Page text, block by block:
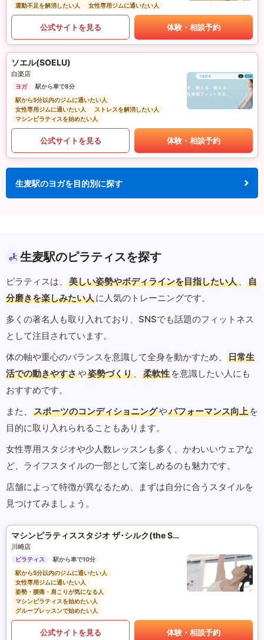
運動不足を解消したい人 女性専用ジムに通いたい人
公式サイトを見る 体験・相談予約
ソエル(SOELU)
白楽店
ヨガ
駅から車で8分
駅から5分以内のジムに通いたい人
女性専用ジムに通いたい人
ストレスを解消したい人
マシンピラティスを始めたい人
公式サイトを見る 体験・相談予約
生麦駅のヨガを目的別に探す
生麦駅のピラティスを探す
ピラティスは、 美しい姿勢やボディラインを目指したい人 、
自
分磨きを楽しみたい人に人気のトレーニングです。
多くの著名人も取り入れており、SNSでも話題のフィットネス
として注目されています。
体の軸や重心のバランスを意識して全身を動かすため、
日常生
活での動きやすさや姿勢づくり 、 柔軟性 を意識したい人にも
おすすめです。
また、
スポーツのコンディショニングやパフォーマンス向上 を
目的に取り入れられることもあります。
女性専用スタジオや少人数レッスンも多く、かわいいウェアな
ど、ライフスタイルの一部として楽しめるのも魅力です。
店舗によって特徴が異なるため、まずは自分に合うスタイルを
見つけてみましょう。
マシンピラティススタジオ ザ･シルク(the SILK)
川崎店
ピラティス
駅から車で10分
駅から5分以内のジムに通いたい人
女性専用ジムに通いたい人
姿勢・腰痛・肩こりが気になる人
マシンピラティスを始めたい人
グループレッスンで始めたい人
公式サイトを見る 体験・相談予約